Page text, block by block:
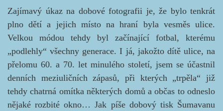
Zajímavý úkaz na dobové fotografii je, že bylo tenkrát
plno dětí a jejich místo na hraní byla vesměs ulice.
Velkou módou tehdy byl začínající fotbal, kterému
„podlehly“ všechny generace. I já, jakožto dítě ulice, na
přelomu 60. a 70. let minulého století, jsem se účastnil
denních meziuličních zápasů, při kterých „trpěla“ již
tehdy chatrná omítka některých domů a občas to odneslo
nějaké rozbité okno… Jak píše dobový tisk Šumavanu